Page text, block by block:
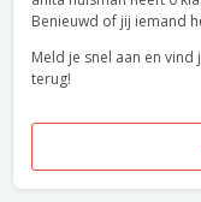
Benieuwd of jij iemand
Meld je snel aan en
terug!